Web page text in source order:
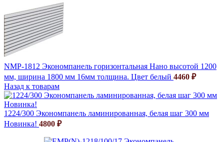
NMP-1812 Экономпанель горизонтальная Нано высотой 1200
мм, ширина 1800 мм 16мм толщина. Цвет белый 4460 ₽
Назад к товарам
1224/300 Экономпанель ламинированная, белая шаг 300 мм
Новинка! 4800 ₽